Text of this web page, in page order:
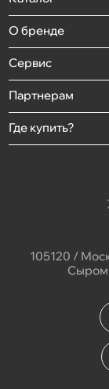
О бренде
Сервис
Партнерам
Где купить?
105120 /